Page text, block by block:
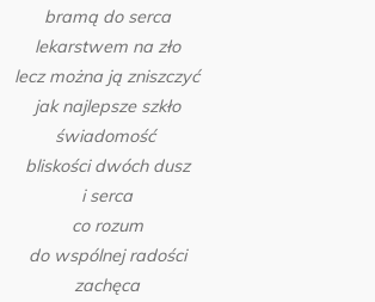
bramą do serca
lekarstwem na zło
lecz można ją zniszczyć
jak najlepsze szkło
świadomość
bliskości dwóch dusz
i serca
co rozum
do wspólnej radości
zachęca